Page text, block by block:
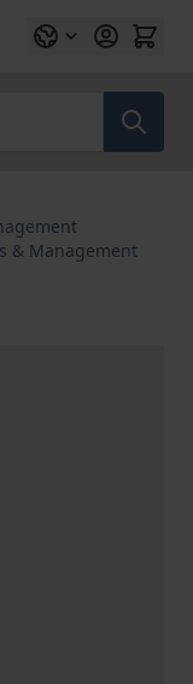
& Management